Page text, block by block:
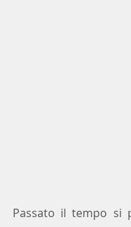
Passato il tempo si